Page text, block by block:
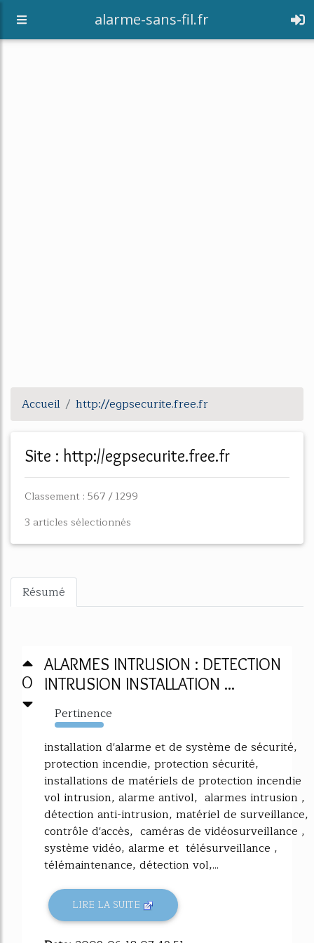
alarme-sans-fil.fr
Accueil http://egpsecurite.free.fr
Site : http://egpsecurite.free.fr
Classement : 567 / 1299
3 articles sélectionnés
Résumé
0
ALARMES INTRUSION : DETECTION
INTRUSION INSTALLATION ...
Pertinence
12567%
installation d'alarme et de système de sécurité,
protection incendie, protection sécurité,
installations de matériels de protection incendie
vol intrusion, alarme antivol, alarmes intrusion ,
détection anti-intrusion, matériel de surveillance,
contrôle d'accès, caméras de vidéosurveillance ,
système vidéo, alarme et télésurveillance ,
télémaintenance, détection vol,...
LIRE LA SUITE